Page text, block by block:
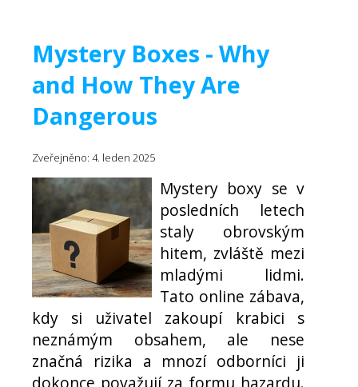
Mystery Boxes - Why
and How They Are
Dangerous
Zveřejněno: 4. leden 2025
Mystery boxy se v
posledních letech
staly obrovským
hitem, zvláště mezi
mladými lidmi.
Tato online zábava,
kdy si uživatel zakoupí krabici s
neznámým obsahem, ale nese
značná rizika a mnozí odborníci ji